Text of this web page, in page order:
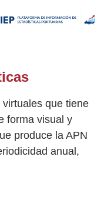
que tiene
forma visual y
produce la APN
anual,